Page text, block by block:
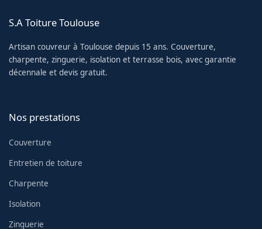
S.A Toiture Toulouse
Artisan couvreur à Toulouse depuis 15 ans. Couverture,
charpente, zinguerie, isolation et terrasse bois, avec garantie
décennale et devis gratuit.
Nos prestations
Couverture
Entretien de toiture
Charpente
Isolation
Zinguerie